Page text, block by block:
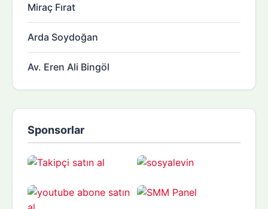
Miraç Fırat
Arda Soydoğan
Av. Eren Ali Bingöl
Sponsorlar